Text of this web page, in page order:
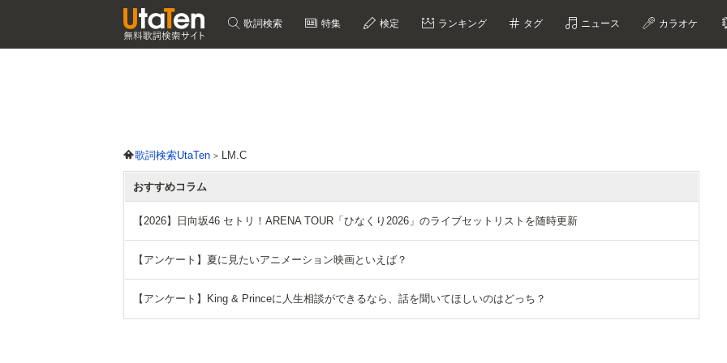
歌詞検索 特集 検定 ランキング タグ ニュース カラオケ
歌詞検索UtaTen LM.C
おすすめコラム
【2026】日向坂46 セトリ！ARENA TOUR「ひなくり2026」のライブセットリストを随時更新
【アンケート】夏に見たいアニメーション映画といえば？
【アンケート】King & Princeに人生相談ができるなら、話を聞いてほしいのはどっち？